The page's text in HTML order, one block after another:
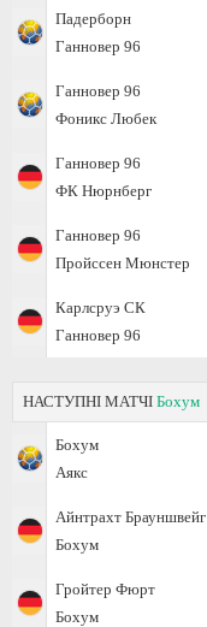
Падерборн
Ганновер 96
Ганновер 96
Фоникс Любек
Ганновер 96
ФК Нюрнберг
Ганновер 96
Пройссен Мюнстер
Карлсруэ СК
Ганновер 96
НАСТУПНІ МАТЧІ Бохум
Бохум
Аякс
Айнтрахт Брауншвейг
Бохум
Гройтер Фюрт
Бохум